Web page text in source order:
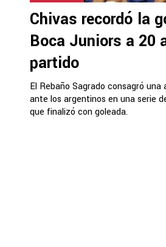
Chivas recordó la
Boca Juniors a 20
partido
El Rebaño Sagrado consagró
ante los argentinos en una serie
que finalizó con goleada.